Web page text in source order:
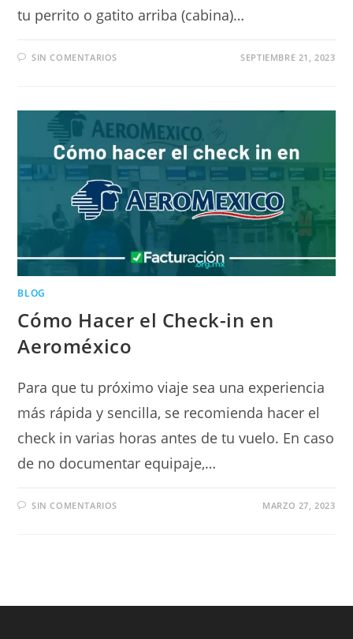
tu perrito o gatito arriba (cabina)…
SIN COMENTARIOS SEPTIEMBRE 21, 2023
BLOG
Cómo Hacer el Check-in en
Aeroméxico
Para que tu próximo viaje sea una experiencia
más rápida y sencilla, se recomienda hacer el
check in varias horas antes de tu vuelo. En caso
de no documentar equipaje,…
SIN COMENTARIOS MARZO 27, 2023